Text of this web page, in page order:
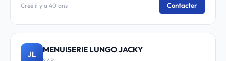
Créé il y a 40 ans Contacter
JL MENUISERIE LUNGO JACKY